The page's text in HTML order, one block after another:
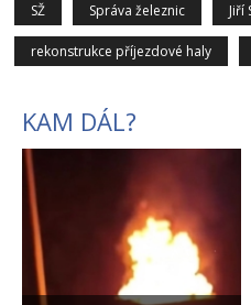
SŽ Správa železnic Jiří
rekonstrukce příjezdové haly
KAM DÁL?